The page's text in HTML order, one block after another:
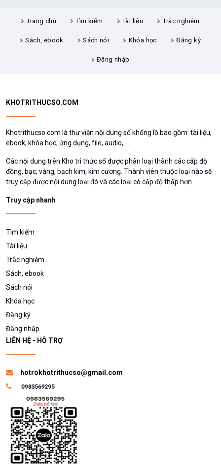
Trang chủ Tìm kiếm Tài liệu Trắc nghiệm
Sách, ebook Sách nói Khóa học Đăng ký
Đăng nhập
KHOTRITHUCSO.COM
Khotrithucso.com là thư viện nội dung số khổng lồ bao gồm: tài liệu,
ebook, khóa học, ứng dụng, file, audio, ...
Các nội dung trên Kho tri thức số được phân loại thành các cấp độ
đồng, bạc, vàng, bạch kim, kim cương. Thành viên thuộc loại nào sẽ
truy cập được nội dung loại đó và các loại có cấp độ thấp hơn
Truy cập nhanh
Tìm kiếm
Tài liệu
Trắc nghiệm
Sách, ebook
Sách nói
Khóa học
Đăng ký
Đăng nhập
LIÊN HỆ - HỖ TRỢ
hotrokhotrithucso@gmail.com